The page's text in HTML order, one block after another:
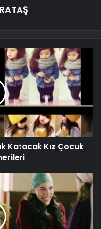
Katacak Kız Çocuk